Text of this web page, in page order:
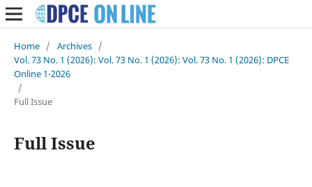
Home / Archives /
Vol. 73 No. 1 (2026): Vol. 73 No. 1 (2026): Vol. 73 No. 1 (2026): DPCE
Online 1-2026
/
Full Issue
Full Issue